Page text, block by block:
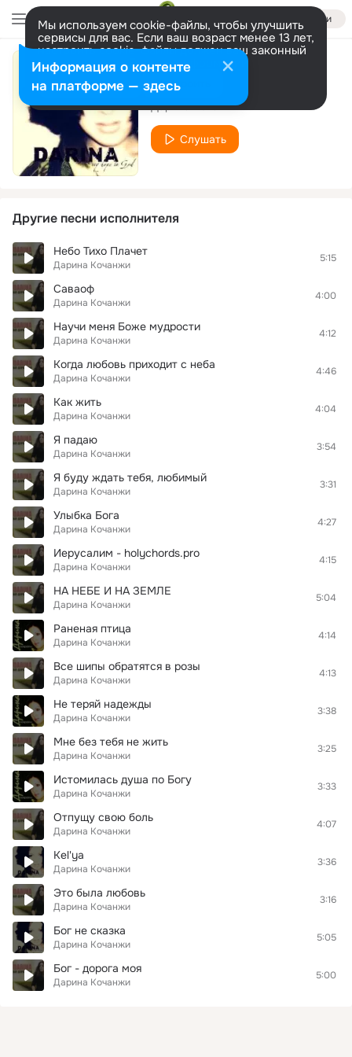
Войти
Мы используем cookie-файлы, чтобы улучшить
сервисы для вас. Если ваш возраст менее 13 лет,
настроить cookie-файлы должен ваш законный
представитель. Больше информации
Разрешить все Настроить
Alpha i Omega
Дарина Кочанжи
Слушать
Другие песни исполнителя
Небо Тихо Плачет
Дарина Кочанжи
5:15
Саваоф
Дарина Кочанжи
4:00
Научи меня Боже мудрости
Дарина Кочанжи
4:12
Когда любовь приходит с неба
Дарина Кочанжи
4:46
Как жить
Дарина Кочанжи
4:04
Я падаю
Дарина Кочанжи
3:54
Я буду ждать тебя, любимый
Дарина Кочанжи
3:31
Улыбка Бога
Дарина Кочанжи
4:27
Иерусалим - holychords.pro
Дарина Кочанжи
4:15
НА НЕБЕ И НА ЗЕМЛЕ
Дарина Кочанжи
5:04
Раненая птица
Дарина Кочанжи
4:14
Все шипы обратятся в розы
Дарина Кочанжи
4:13
Не теряй надежды
Дарина Кочанжи
3:38
Мне без тебя не жить
Дарина Кочанжи
3:25
Истомилась душа по Богу
Дарина Кочанжи
3:33
Отпущу свою боль
Дарина Кочанжи
4:07
Kel'ya
Дарина Кочанжи
3:36
Это была любовь
Дарина Кочанжи
3:16
Бог не сказка
Дарина Кочанжи
5:05
Бог - дорога моя
Дарина Кочанжи
5:00
Информация о контенте
на платформе — здесь